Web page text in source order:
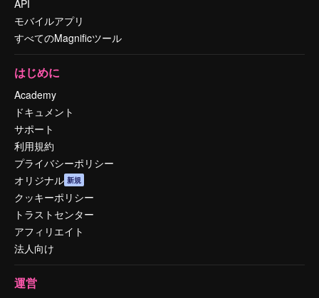
API
モバイルアプリ
すべてのMagnificツール
はじめに
Academy
ドキュメント
サポート
利用規約
プライバシーポリシー
オリジナル 新規
クッキーポリシー
トラストセンター
アフィリエイト
法人向け
運営